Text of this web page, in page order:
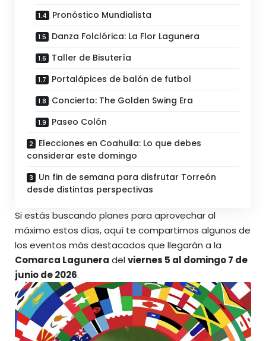
Pronóstico Mundialista
Danza Folclórica: La Flor Lagunera
Taller de Bisutería
Portalápices de balón de futbol
Concierto: The Golden Swing Era
Paseo Colón
Elecciones en Coahuila: Lo que debes
considerar este domingo
Un fin de semana para disfrutar Torreón
desde distintas perspectivas
Si estás buscando planes para aprovechar al
máximo estos días,aquí te compartimos algunos de
los eventos más destacados que llegarán a la
Comarca Lagunera delviernes 5 al domingo 7 de
junio de 2026.